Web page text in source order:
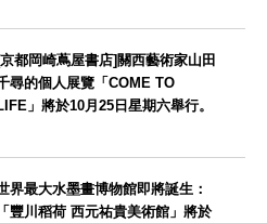
都岡崎蔦屋書店]關西藝術家山田
尋的個人展覽「COME TO
」將於10月25日星期六舉行。
界最大水墨畫博物館即將誕生：
「豐川稻荷 西元祐貴美術館」將於